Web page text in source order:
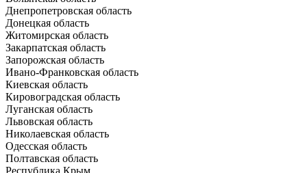
Днепропетровская область
Донецкая область
Житомирская область
Закарпатская область
Запорожская область
Ивано-Франковская область
Киевская область
Кировоградская область
Луганская область
Львовская область
Николаевская область
Одесская область
Полтавская область
Республика Крым